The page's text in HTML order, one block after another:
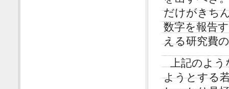
だけがきち
数字を報告
える研究費
上記のよ
ようとする